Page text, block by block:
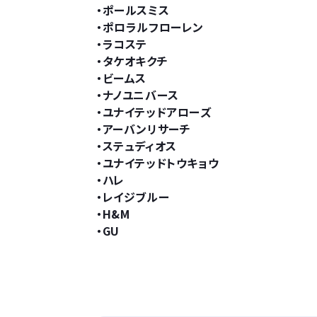
・ポールスミス
・ポロラルフローレン
・ラコステ
・タケオキクチ
・ビームス
・ナノユニバース
・ユナイテッドアローズ
・アーバンリサーチ
・ステュディオス
・ユナイテッドトウキョウ
・ハレ
・レイジブルー
・H&M
・GU